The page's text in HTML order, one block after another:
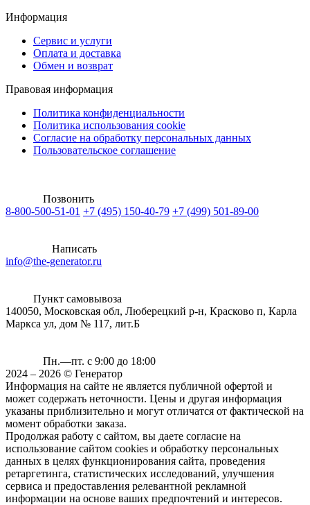
Информация
Сервис и услуги
Оплата и доставка
Обмен и возврат
Правовая информация
Политика конфиденциальности
Политика использования cookie
Согласие на обработку персональных данных
Пользовательское соглашение
Позвонить
8-800-500-51-01 +7 (495) 150-40-79 +7 (499) 501-89-00
Написать
info@the-generator.ru
Пункт самовывоза
140050, Московская обл, Люберецкий р-н, Красково п, Карла
Маркса ул, дом № 117, лит.Б
Пн.—пт. с 9:00 до 18:00
2024 – 2026 © Генератор
Информация на сайте не является публичной офертой и
может содержать неточности. Цены и другая информация
указаны приблизительно и могут отличатся от фактической на
момент обработки заказа.
Продолжая работу с сайтом, вы даете согласие на
использование сайтом cookies и обработку персональных
данных в целях функционирования сайта, проведения
ретаргетинга, статистических исследований, улучшения
сервиса и предоставления релевантной рекламной
информации на основе ваших предпочтений и интересов.